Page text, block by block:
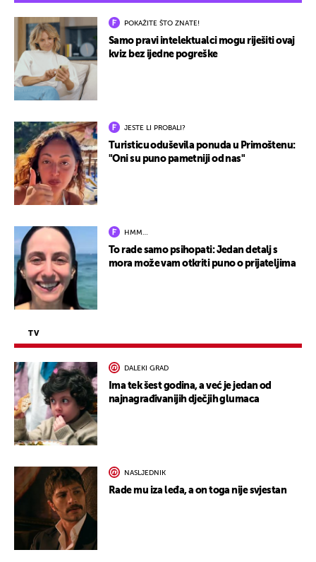
POKAŽITE ŠTO ZNATE!
Samo pravi intelektualci mogu riješiti ovaj
kviz bez ijedne pogreške
JESTE LI PROBALI?
Turisticu oduševila ponuda u Primoštenu:
"Oni su puno pametniji od nas"
HMM…
To rade samo psihopati: Jedan detalj s
mora može vam otkriti puno o prijateljima
TV
DALEKI GRAD
Ima tek šest godina, a već je jedan od
najnagrađivanijih dječjih glumaca
NASLJEDNIK
Rade mu iza leđa, a on toga nije svjestan